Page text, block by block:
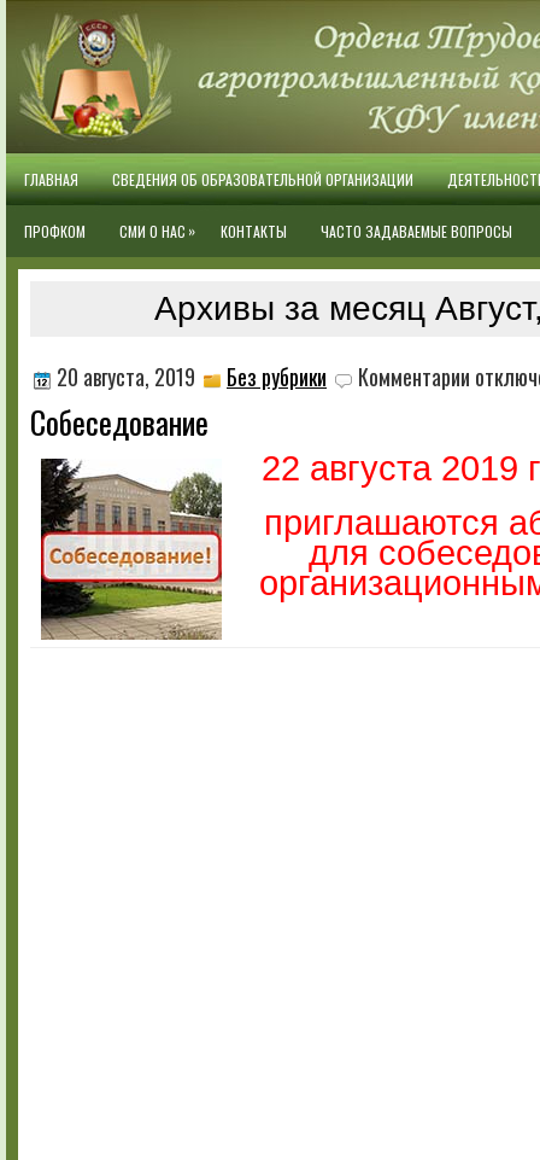
ГЛАВНАЯ СВЕДЕНИЯ ОБ ОБРАЗОВАТЕЛЬНОЙ ОРГАНИЗАЦИИ
ПРОФКОМ СМИ О НАС » КОНТАКТЫ ЧАСТО ЗАДАВАЕМЫЕ ВОПРОСЫ
Архивы за месяц
20 августа, 2019 Без рубрики Комментарии записи
Собеседование
22 августа 2019
приглашаются
для